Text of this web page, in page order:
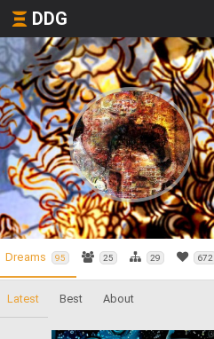
DDG
Dreams 95 25 29 672
Latest Best About